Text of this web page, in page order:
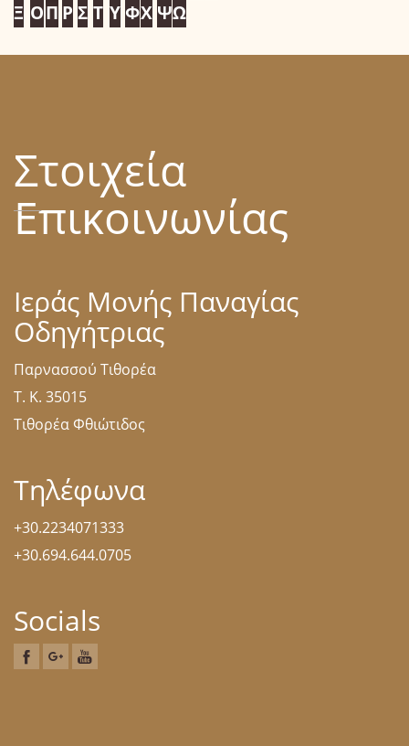
Ξ ΟΠ Ρ Σ Τ Υ ΦΧ ΨΩ
Στοιχεία
Επικοινωνίας
Ιεράς Μονής Παναγίας
Οδηγήτριας
Παρνασσού Τιθορέα
Τ. Κ. 35015
Τιθορέα Φθιώτιδος
Τηλέφωνα
+30.2234071333
+30.694.644.0705
Socials